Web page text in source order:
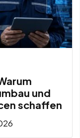
und
schaffen